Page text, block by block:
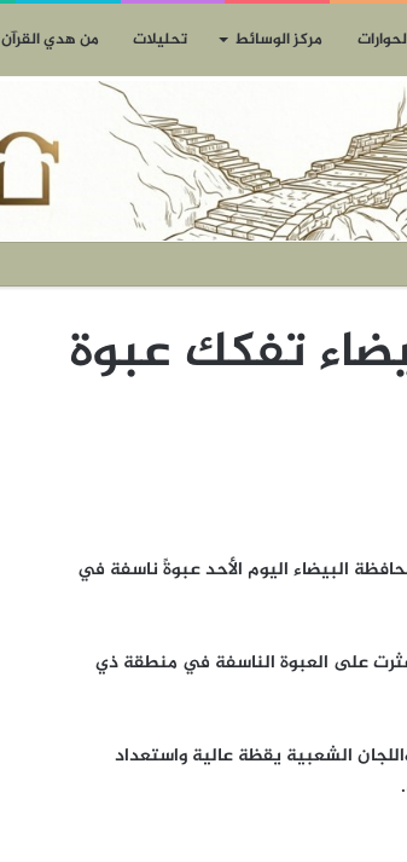
مركز الوسائط تحليلات من هدي القرآن
تفكك عبوة
في محافظة البيضاء اليوم الأحد عبوةً ناسفة في
عثرت على العبوة الناسفة في منطقة ذي
الشعبية يقظة عالية واستعداد